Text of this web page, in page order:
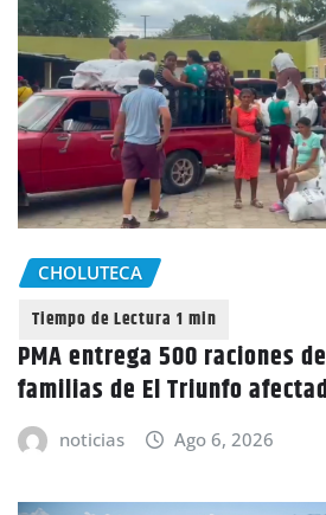
CHOLUTECA
PMA entrega 500 raciones
familias de El Triunfo
noticias Ago 6, 2026